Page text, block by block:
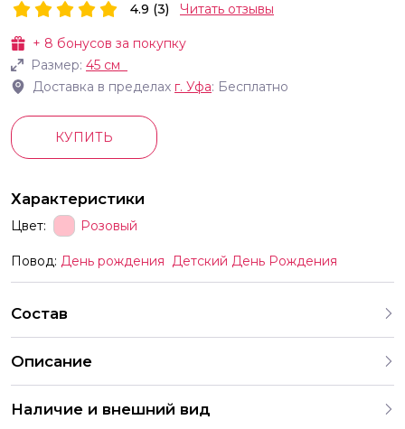
+ 8 бонусов за покупку
Размер: 45 см
Доставка в пределах г. Уфа: Бесплатно
4.9 (3) Читать отзывы
КУПИТЬ
Характеристики
Цвет: Розовый
Повод: День рождения Детский День Рождения
Состав
Описание
красавица для украшения праздника приспособлен под
Наличие и внешний вид